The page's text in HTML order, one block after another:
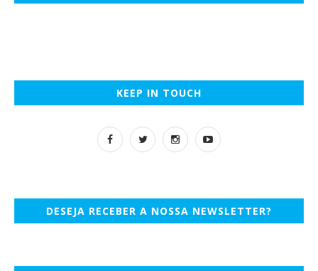
KEEP IN TOUCH
DESEJA RECEBER A NOSSA NEWSLETTER?